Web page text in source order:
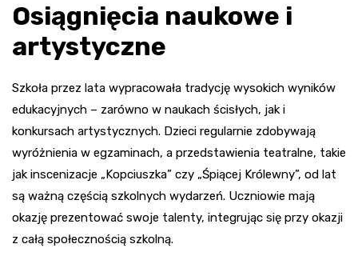
Osiągnięcia naukowe i
artystyczne
Szkoła przez lata wypracowała tradycję wysokich wyników
edukacyjnych – zarówno w naukach ścisłych, jak i
konkursach artystycznych. Dzieci regularnie zdobywają
wyróżnienia w egzaminach, a przedstawienia teatralne, takie
jak inscenizacje „Kopciuszka” czy „Śpiącej Królewny”, od lat
są ważną częścią szkolnych wydarzeń. Uczniowie mają
okazję prezentować swoje talenty, integrując się przy okazji
z całą społecznością szkolną.